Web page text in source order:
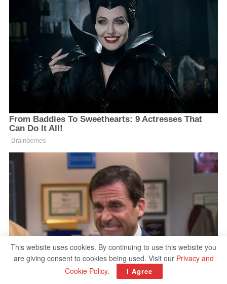
This website uses cookies. By continuing to use this website you
are giving consent to cookies being used. Visit our Privacy and
Cookie Policy. I Agree